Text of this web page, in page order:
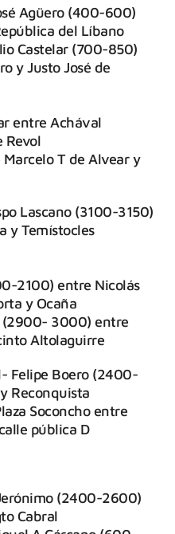
Agüero (400-600)
del Líbano
Castelar (700-850)
y Justo José de
entre Achával
Revol
Marcelo T de Alvear y
Lascano (3100-3150)
y Temístocles
2100) entre Nicolás
y Ocaña
(2900- 3000) entre
Altolaguirre
Felipe Boero (2400-
Reconquista
Soconcho entre
pública D
(2400-2600)
Cabral